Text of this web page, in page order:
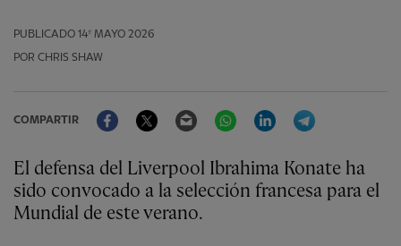
PUBLICADO 14º MAYO 2026
POR CHRIS SHAW
COMPARTIR
FacebookTwitter Email WhatsAppLinkedIn
El defensa del Liverpool Ibrahima Konate ha
sido convocado a la selección francesa para el
Mundial de este verano.